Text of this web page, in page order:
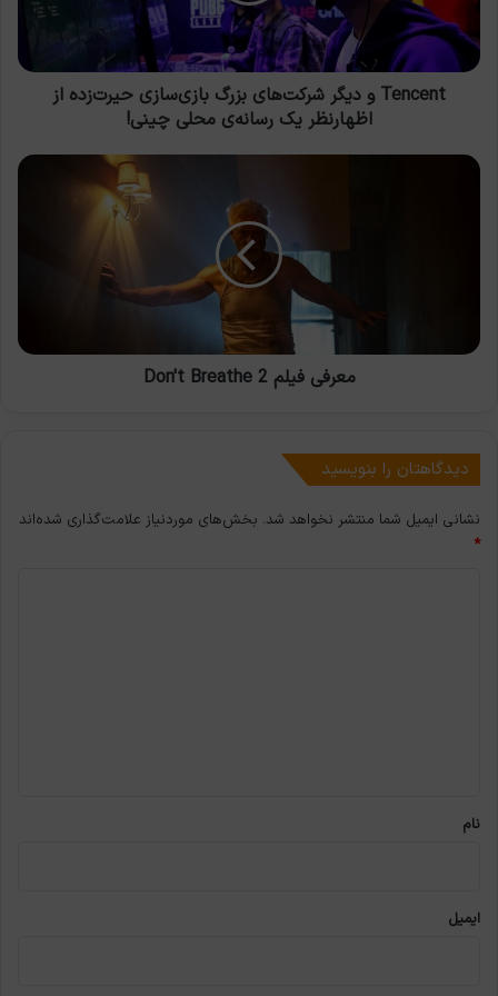
حیرت‌زده
از
اظهارنظر
چینی!
Tencent و دیگر شرکت‌های بزرگ بازی‌سازی حیرت‌زده از
اظهارنظر یک رسانه‌ی محلی چینی!
معرفی
معرفی فیلم Don't Breathe 2
دیدگاهتان را بنویسید
نشانی ایمیل شما منتشر نخواهد شد. بخش‌های موردنیاز علامت‌گذاری شده‌اند
*
نام
ایمیل